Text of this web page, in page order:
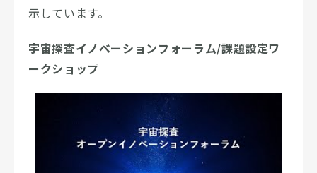
示しています。
宇宙探査イノベーションフォーラム/課題設定ワ
ークショップ